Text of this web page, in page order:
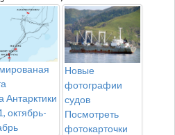
Антарктики
октябрь-
Новые
фотографии
судов
Посмотреть
фотокарточки